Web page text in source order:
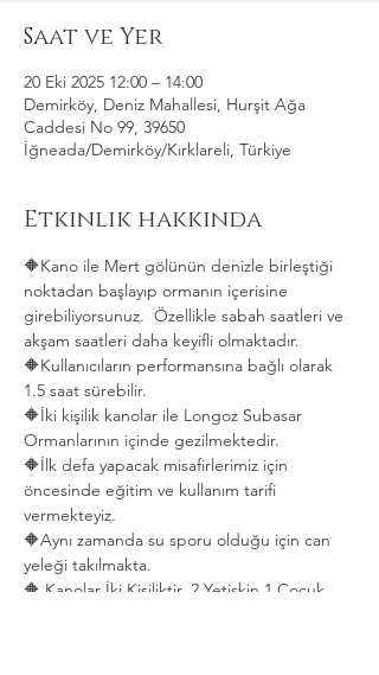
Saat ve Yer
20 Eki 2025 12:00 – 14:00
Demirköy, Deniz Mahallesi, Hurşit Ağa
Caddesi No 99, 39650
İğneada/Demirköy/Kırklareli, Türkiye
Etkinlik hakkında
🔶Kano ile Mert gölünün denizle birleştiği
noktadan başlayıp ormanın içerisine
girebiliyorsunuz.  Özellikle sabah saatleri ve
akşam saatleri daha keyifli olmaktadır.
🔶Kullanıcıların performansına bağlı olarak
1.5 saat sürebilir.
🔶İki kişilik kanolar ile Longoz Subasar
Ormanlarının içinde gezilmektedir.
🔶İlk defa yapacak misafirlerimiz için
öncesinde eğitim ve kullanım tarifi
vermekteyiz.
🔶Aynı zamanda su sporu olduğu için can
yeleği takılmakta.
🔶 Kanolar İki Kişiliktir. 2 Yetişkin 1 Çocuk